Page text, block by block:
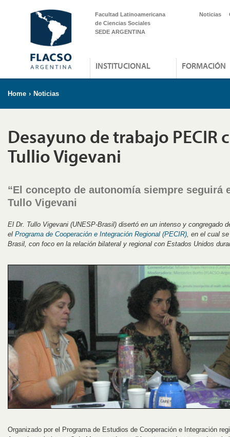
Facultad Latinoamericana
de Ciencias Sociales
SEDE ARGENTINA
Noticias
INSTITUCIONAL FORMACIÓN
Home › Noticias
Desayuno de trabajo PECIR
Tullio Vigevani
“El concepto de autonomía siempre seguirá
Tullo Vigevani
El Dr. Tullo Vigevani (UNESP-Brasil) disertó en un intenso y congregado
el Programa de Cooperación e Integración Regional (PECIR), en el cual
Brasil, con foco en la relación bilateral y regional con Estados Unidos
Organizado por el Programa de Estudios de Cooperación e Integración